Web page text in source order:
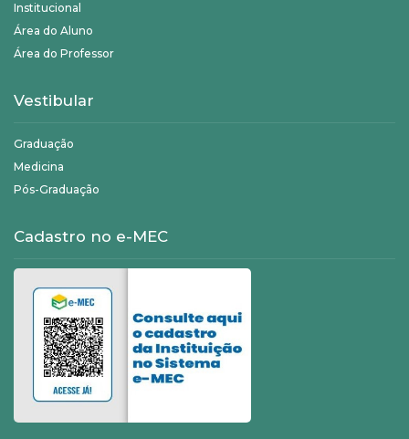
Institucional
Área do Aluno
Área do Professor
Vestibular
Graduação
Medicina
Pós-Graduação
Cadastro no e-MEC